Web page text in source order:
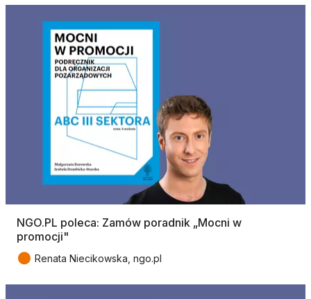
NGO.PL poleca: Zamów poradnik „Mocni w
promocji"
● Renata Niecikowska, ngo.pl